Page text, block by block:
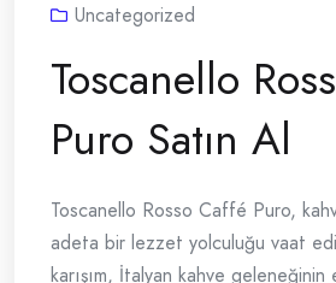
Uncategorized
Toscanello
Puro Satın Al
Toscanello Rosso Caffé Puro,
adeta bir lezzet yolculuğu vaat
karışım, İtalyan kahve